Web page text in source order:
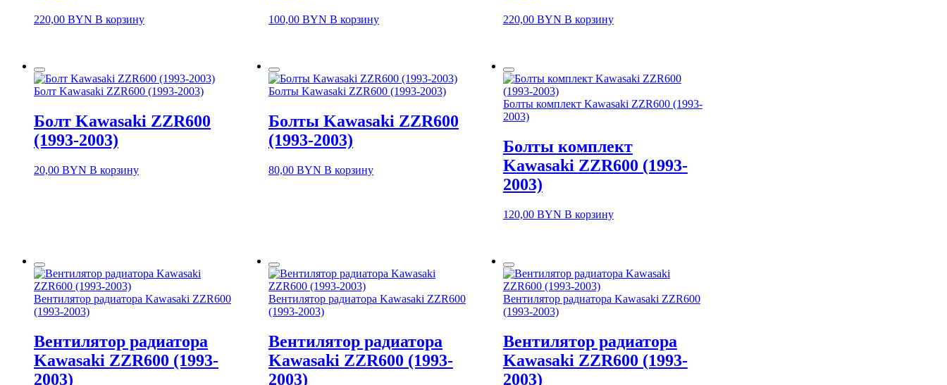
220,00 BYN В корзину 100,00 BYN В корзину 220,00 BYN В корзину
Болт Kawasaki ZZR600 (1993-2003)
Болт Kawasaki ZZR600
(1993-2003)
20,00 BYN В корзину
Болты Kawasaki ZZR600 (1993-2003)
Болты Kawasaki ZZR600
(1993-2003)
80,00 BYN В корзину
Болты комплект Kawasaki ZZR600 (1993-
2003)
Болты комплект
Kawasaki ZZR600 (1993-
2003)
120,00 BYN В корзину
Вентилятор радиатора Kawasaki ZZR600
(1993-2003)
Вентилятор радиатора
Kawasaki ZZR600 (1993-
2003)
Вентилятор радиатора Kawasaki ZZR600
(1993-2003)
Вентилятор радиатора
Kawasaki ZZR600 (1993-
2003)
Вентилятор радиатора Kawasaki ZZR600
(1993-2003)
Вентилятор радиатора
Kawasaki ZZR600 (1993-
2003)